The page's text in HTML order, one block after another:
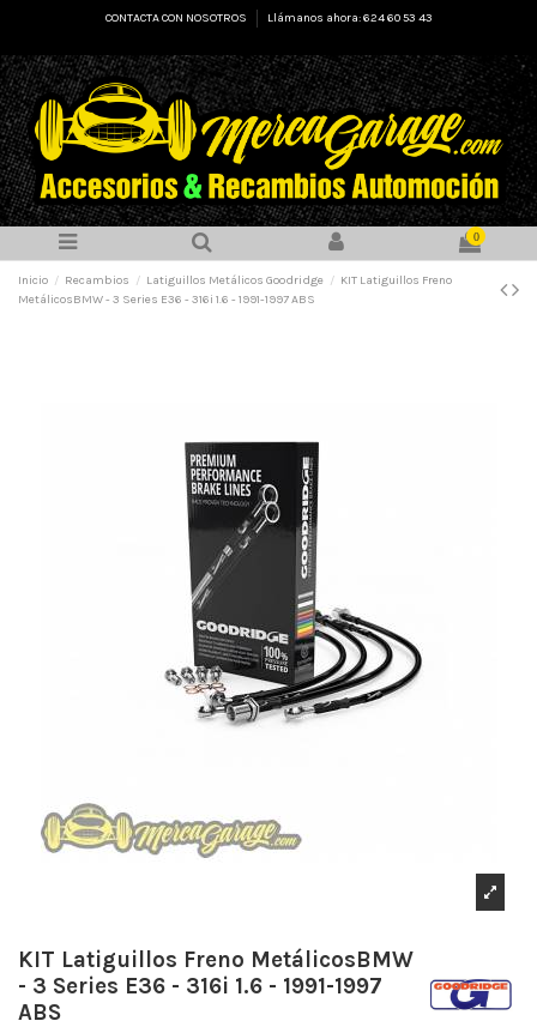
CONTACTA CON NOSOTROS Llámanos ahora: 624 60 53 43
0
Inicio Recambios Latiguillos Metálicos Goodridge
KIT Latiguillos Freno
MetálicosBMW - 3 Series E36 - 316i 1.6 - 1991-1997 ABS
KIT Latiguillos Freno MetálicosBMW
- 3 Series E36 - 316i 1.6 - 1991-1997
ABS